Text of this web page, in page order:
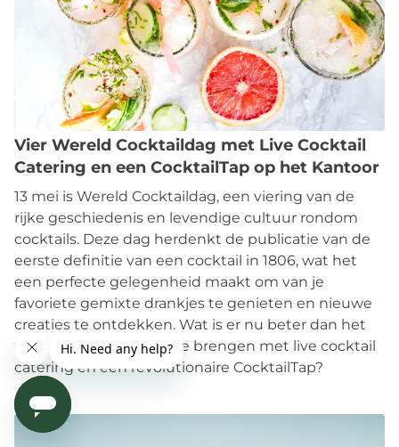
Vier Wereld Cocktaildag met Live Cocktail
Catering en een CocktailTap op het Kantoor
13 mei is Wereld Cocktaildag, een viering van de
rijke geschiedenis en levendige cultuur rondom
cocktails. Deze dag herdenkt de publicatie van de
eerste definitie van een cocktail in 1806, wat het
een perfecte gelegenheid maakt om van je
favoriete gemixte drankjes te genieten en nieuwe
creaties te ontdekken. Wat is er nu beter dan het
feest naar je werkplek te brengen met live cocktail
catering en een revolutionaire CocktailTap?